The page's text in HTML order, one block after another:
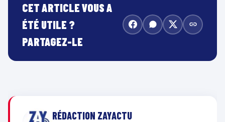
CET ARTICLE VOUS A
ÉTÉ UTILE ?
PARTAGEZ-LE
RÉDACTION ZAYACTU